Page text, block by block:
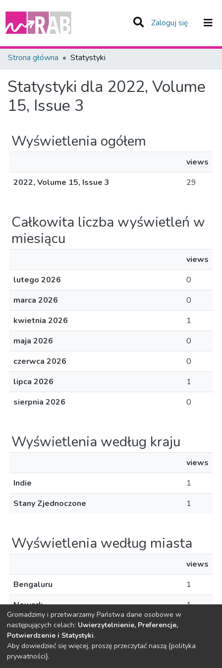
Zaloguj się (current)
Zespoły i Kolekcje
Strona główna Statystyki
Statystyki dla 2022, Volume
15, Issue 3
Wyświetlenia ogółem
views
2022, Volume 15, Issue 3
29
Całkowita liczba wyświetleń w
miesiącu
views
lutego 2026
0
marca 2026
0
kwietnia 2026
1
maja 2026
0
czerwca 2026
0
lipca 2026
1
sierpnia 2026
0
Wyświetlenia według kraju
views
Indie
1
Stany Zjednoczone
1
Wyświetlenia według miasta
views
Bengaluru
1
Newark
1
DSpace software
Gromadzimy i przetwarzamy Państwa dane osobowe w
następujących celach: Uwierzytelnienie, Preferencje,
Potwierdzenie i Statystyki.
Aby dowiedzieć się więcej, proszę przeczytać naszą {polityka
prywatności}.